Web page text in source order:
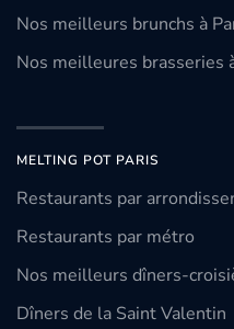
Nos meilleurs brunchs à
Nos meilleures brasseries
MELTING POT PARIS
Restaurants par
Restaurants par métro
Nos meilleurs dîners-
Dîners de la Saint Valentin